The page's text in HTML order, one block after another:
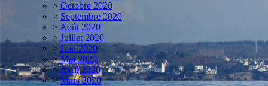
> Octobre 2020
> Septembre 2020
> Août 2020
> Juillet 2020
> Juin 2020
> Mai 2020
>Avril 2020
> Mars 2020